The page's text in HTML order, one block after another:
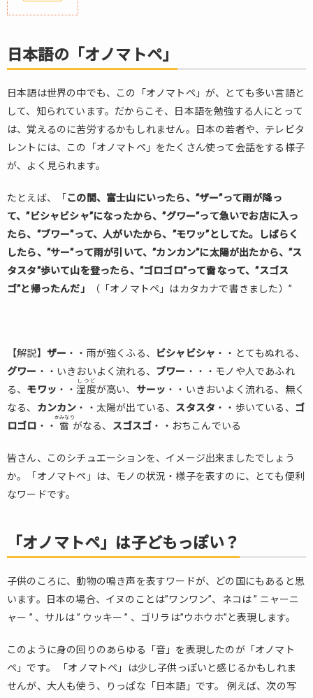
1.
語の
「オ
ト
ペ」
2.
「オ
ト
は子
ども
っぽ
い？
3.
日本
「オ
ノマ
ト
ペ」
4.
をし
たと
使え
ノマ
ト
日本語の「オノマトペ」
日本語は世界の中でも、この「オノマトペ」が、とても多い言語と
して、知られています。だからこそ、日本語を勉強する人にとって
は、覚えるのに苦労するかもしれません。日本の若者や、テレビタ
レントには、この「オノマトペ」をたくさん使って会話をする様子
が、よく見られます。
たとえば、「 この間、富士山にいったら、”ザー”って雨が降っ
て、”ビシャビシャ”になったから、”グワー”って急いでお店に入っ
たら、”ブワー”って、人がいたから、”モワッ”としてた。しばらく
したら、”サー”って雨が引いて、”カンカン”に太陽が出たから、”ス
タスタ”歩いて山を登ったら、”ゴロゴロ”って雷なって、”スゴス
ゴ”と帰ったんだ」
（「オノマトペ」はカタカナで書きました）”
【解説】 ザー ・・雨が強くふる、 ビシャビシャ ・・とてもぬれる、
グワー ・・いきおいよく流れる、 ブワー ・・・モノや人であふれ
る、 モワッ ・・湿度
しつど
が高い、 サーッ ・・いきおいよく流れる、無く
なる、 カンカン ・・太陽が出ている、 スタスタ ・・歩いている、 ゴ
ロゴロ ・・ 雷
かみなり
がなる、 スゴスゴ ・・おちこんでいる
皆さん、このシチュエーションを、イメージ出来ましたでしょう
か。「オノマトペ」は、モノの状況・様子を表すのに、とても便利
なワードです。
「オノマトペ」は子どもっぽい？
子供のころに、動物の鳴き声を表すワードが、どの国にもあると思
います。日本の場合、イヌのことは”ワンワン”、ネコは ” ニャーニ
ャー ” 、サルは ” ウッキー ” 、ゴリラは”ウホウホ”と表現します。
このように身の回りのあらゆる「音」を表現したのが「オノマト
ペ」です。 「オノマトペ」は少し子供っぽいと感じるかもしれま
せんが、大人も使う、りっぱな「日本語」です。 例えば、次の写